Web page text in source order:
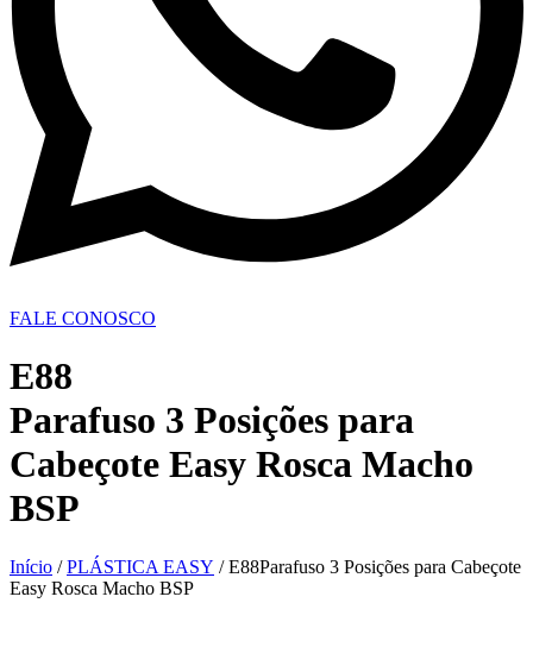
FALE CONOSCO
E88
Parafuso 3 Posições para
Cabeçote Easy Rosca Macho
BSP
Início /PLÁSTICA EASY / E88Parafuso 3 Posições para Cabeçote
Easy Rosca Macho BSP